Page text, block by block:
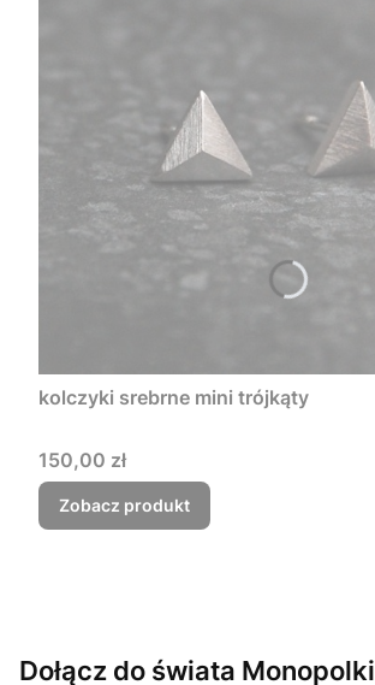
kolczyki srebrne mini trójkąty
Cena
150,00 zł
Zobacz produkt
Dołącz do świata Monopolki